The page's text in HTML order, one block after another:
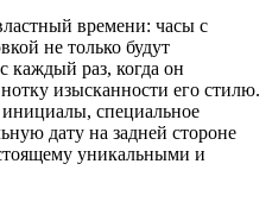
времени: часы с
не только будут
каждый раз, когда он
изысканности его стилю.
специальное
дату на задней стороне
уникальными и